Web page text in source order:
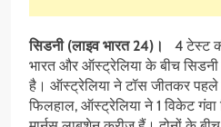
सिडनी (लाइव भारत 24)।
4 टेस्ट
भारत और ऑस्ट्रेलिया के बीच
है। ऑस्ट्रेलिया ने टॉस जीतकर पहले
फिलहाल, ऑस्ट्रेलिया ने 1 विकेट